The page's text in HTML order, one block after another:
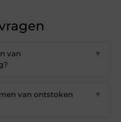
van
▼
van ontstoken
▼